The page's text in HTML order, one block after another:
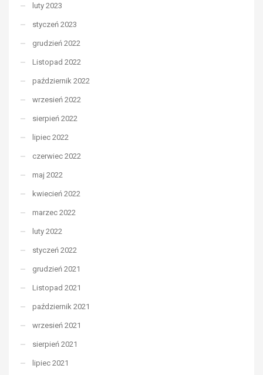
luty 2023
styczeń 2023
grudzień 2022
Listopad 2022
październik 2022
wrzesień 2022
sierpień 2022
lipiec 2022
czerwiec 2022
maj 2022
kwiecień 2022
marzec 2022
luty 2022
styczeń 2022
grudzień 2021
Listopad 2021
październik 2021
wrzesień 2021
sierpień 2021
lipiec 2021